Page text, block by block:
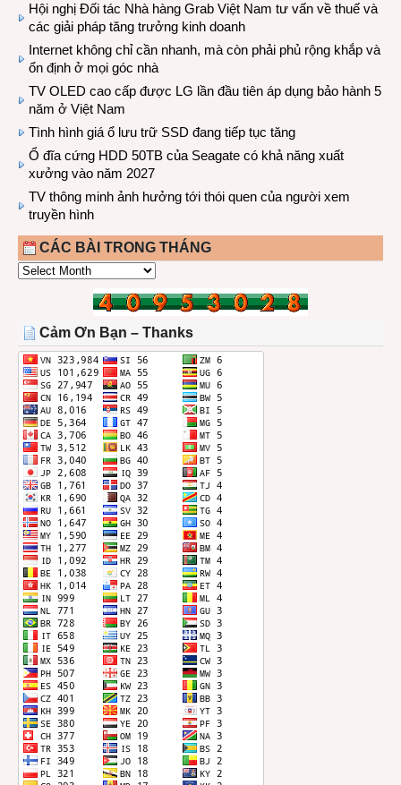
Hội nghị Đối tác Nhà hàng Grab Việt Nam tư vấn về thuế và
các giải pháp tăng trưởng kinh doanh
Internet không chỉ cần nhanh, mà còn phải phủ rộng khắp và
ổn định ở mọi góc nhà
TV OLED cao cấp được LG lần đầu tiên áp dụng bảo hành 5
năm ở Việt Nam
Tình hình giá ổ lưu trữ SSD đang tiếp tục tăng
Ổ đĩa cứng HDD 50TB của Seagate có khả năng xuất
xưởng vào năm 2027
TV thông minh ảnh hưởng tới thói quen của người xem
truyền hình
CÁC BÀI TRONG THÁNG
CÁC
THÁNG
Cảm Ơn Bạn – Thanks